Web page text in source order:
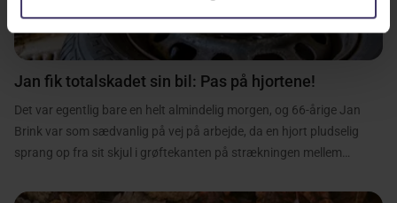
Jan fik totalskadet sin bil: Pas på hjortene!
Det var egentlig bare en helt almindelig morgen, og 66-årige Jan
Brink var som sædvanlig på vej på arbejde, da en hjort pludselig
sprang op fra sit skjul i grøftekanten på strækningen mellem
og Jans bil blev totalskadet.